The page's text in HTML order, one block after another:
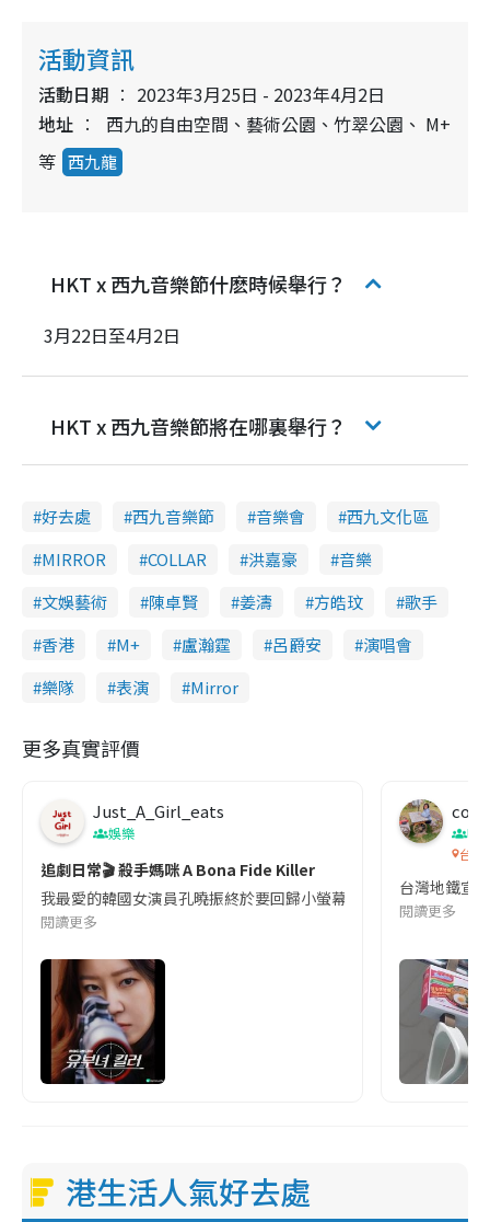
活動資訊
活動日期
2023年3月25日 - 2023年4月2日
地址
西九的自由空間、藝術公園、竹翠公園、 M+
等 西九龍
HKT x 西九音樂節什麽時候舉行？
3月22日至4月2日
HKT x 西九音樂節將在哪裏舉行？
好去處 西九音樂節 音樂會
西九文化區
MIRROR
COLLAR 洪嘉豪
音樂
文娛藝術
陳卓賢 姜濤 方皓玟
歌手
香港
M+ 盧瀚霆 呂爵安
演唱會
樂隊
表演 Mirror
更多真實評價
Just_A_Girl_eats
娛樂
追劇日常🎬 殺手媽咪 A Bona Fide Killer
我最愛的韓國女演員孔曉振終於要回歸小螢幕啦!這次的劇本改編
閱讀更多
co
吹
台灣
台灣地鐵宣
閱讀更多
港生活人氣好去處